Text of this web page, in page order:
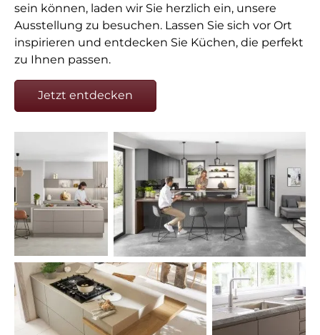
sein können, laden wir Sie herzlich ein, unsere
Ausstellung zu besuchen. Lassen Sie sich vor Ort
inspirieren und entdecken Sie Küchen, die perfekt
zu Ihnen passen.
Jetzt entdecken